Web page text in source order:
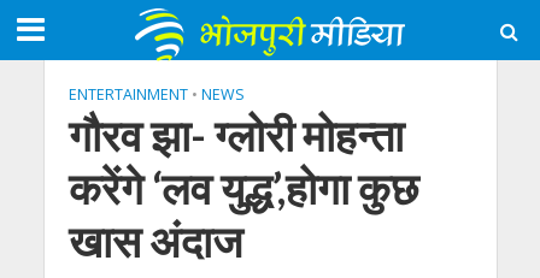
ENTERTAINMENT • NEWS
गौरव झा- ग्लोरी मोहन्ता
करेंगे ‘लव युद्ध’,होगा कुछ
खास अंदाज